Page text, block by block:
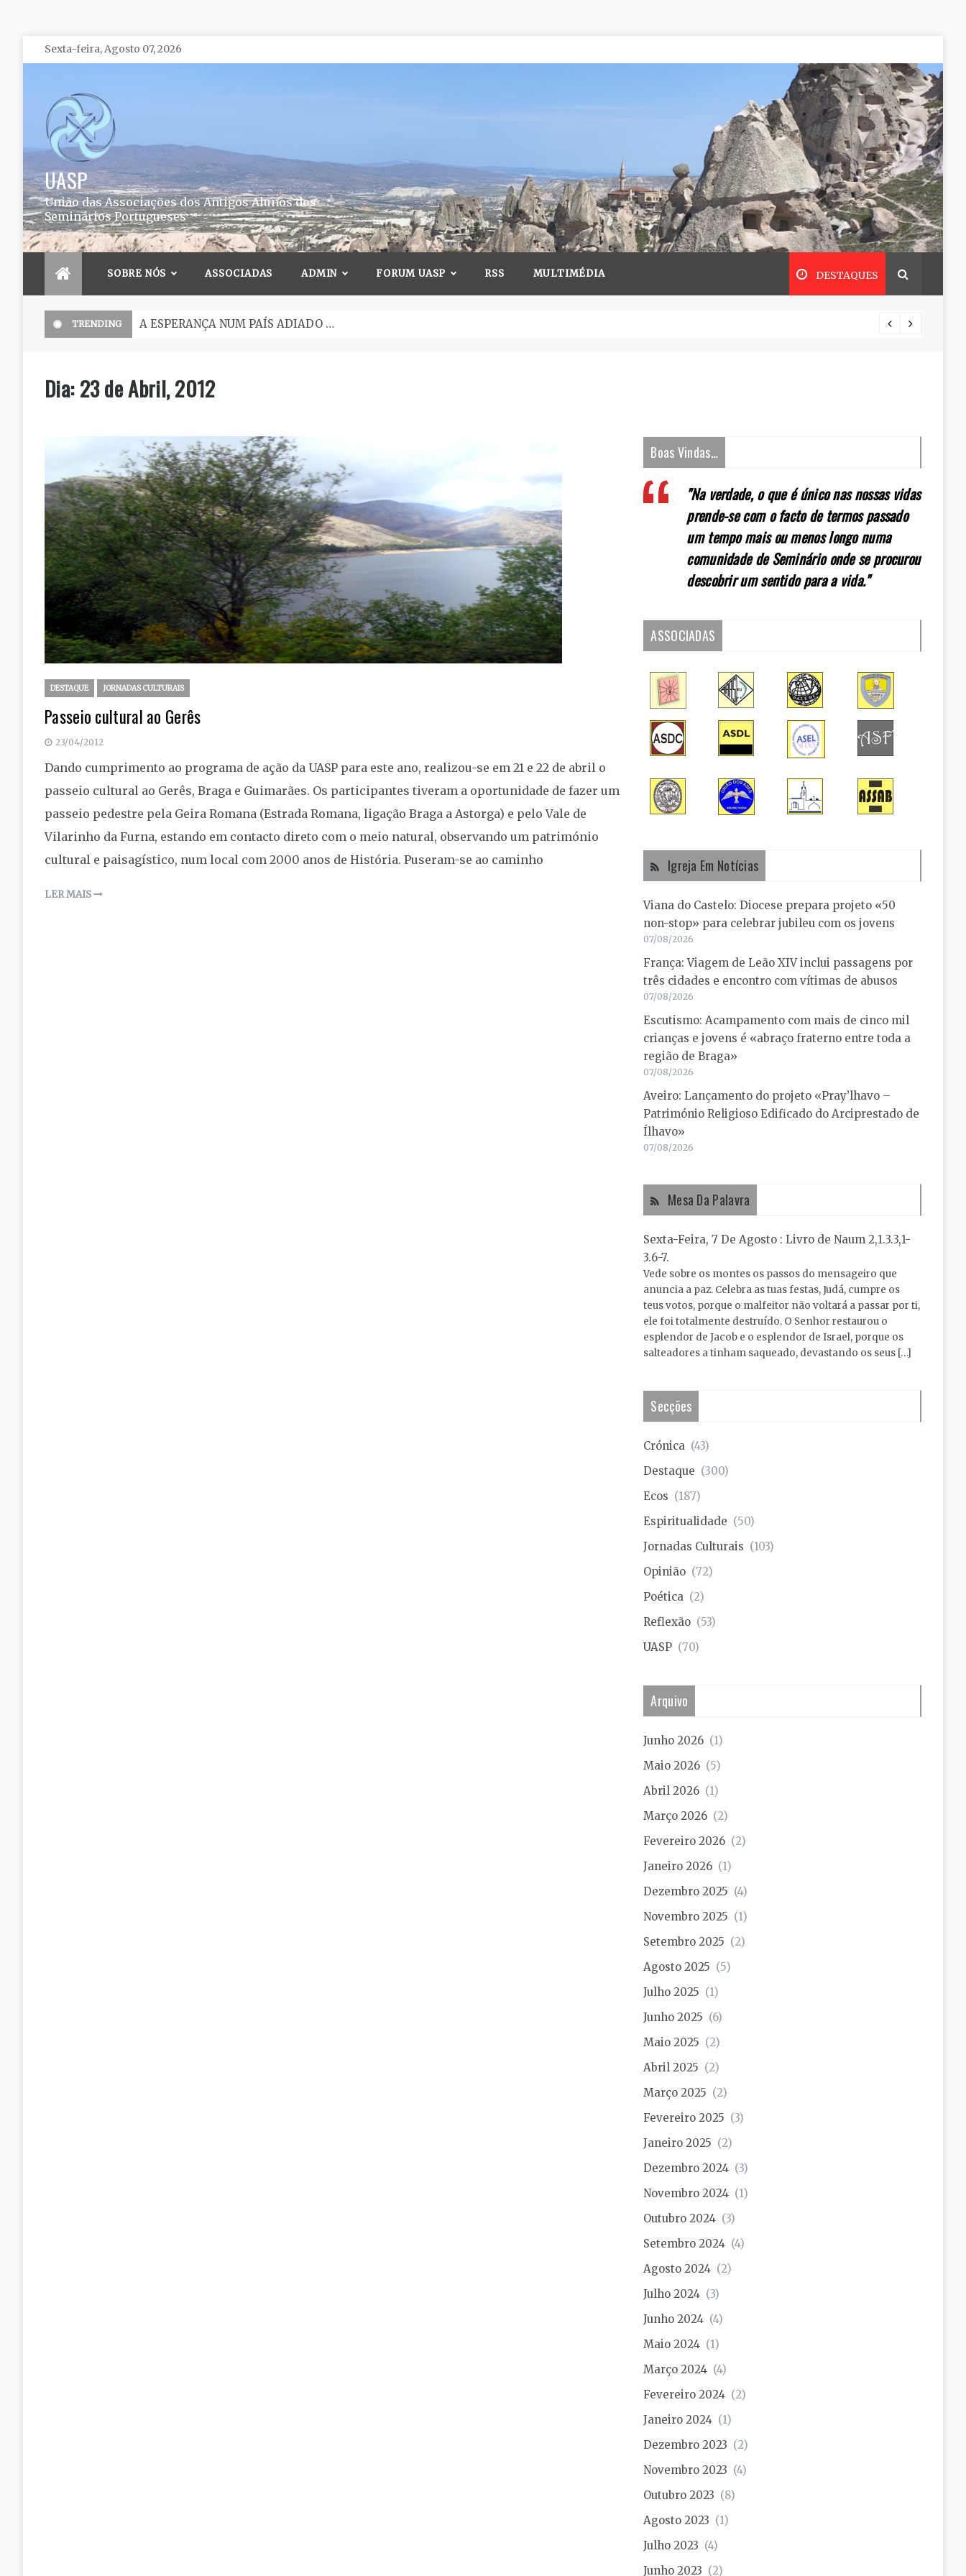
Skip
to
Sexta-feira, Agosto 07, 2026
UASP
União das Associações dos Antigos Alunos dos
Seminários Portugueses
SOBRE NÓS ASSOCIADAS ADMIN FORUM UASP RSS MULTIMÉDIA DESTAQUES
TRENDING O Seminário, uma grande escola de formação.
Dia:23 de Abril, 2012
DESTAQUE JORNADAS CULTURAIS
Passeio cultural ao Gerês
23/04/2012
Dando cumprimento ao programa de ação da UASP para este ano, realizou-se em 21 e 22 de abril o
passeio cultural ao Gerês, Braga e Guimarães. Os participantes tiveram a oportunidade de fazer um
passeio pedestre pela Geira Romana (Estrada Romana, ligação Braga a Astorga) e pelo Vale de
Vilarinho da Furna, estando em contacto direto com o meio natural, observando um património
cultural e paisagístico, num local com 2000 anos de História. Puseram-se ao caminho
LER MAIS
Boas Vindas…
"Na verdade, o que é único nas nossas vidas
prende-se com o facto de termos passado
um tempo mais ou menos longo numa
comunidade de Seminário onde se procurou
descobrir um sentido para a vida."
ASSOCIADAS
Igreja Em Notícias
Viana do Castelo: Diocese prepara projeto «50
non-stop» para celebrar jubileu com os jovens
07/08/2026
França: Viagem de Leão XIV inclui passagens por
três cidades e encontro com vítimas de abusos
07/08/2026
Escutismo: Acampamento com mais de cinco mil
crianças e jovens é «abraço fraterno entre toda a
região de Braga»
07/08/2026
Aveiro: Lançamento do projeto «Pray’lhavo –
Património Religioso Edificado do Arciprestado de
Ílhavo»
07/08/2026
Mesa Da Palavra
Sexta-Feira, 7 De Agosto : Livro de Naum 2,1.3.3,1-
3.6-7.
Vede sobre os montes os passos do mensageiro que
anuncia a paz. Celebra as tuas festas, Judá, cumpre os
teus votos, porque o malfeitor não voltará a passar por ti,
ele foi totalmente destruído. O Senhor restaurou o
esplendor de Jacob e o esplendor de Israel, porque os
salteadores a tinham saqueado, devastando os seus […]
Secções
Crónica (43)
Destaque (300)
Ecos (187)
Espiritualidade (50)
Jornadas Culturais (103)
Opinião (72)
Poética (2)
Reflexão (53)
UASP (70)
Arquivo
Junho 2026 (1)
Maio 2026 (5)
Abril 2026 (1)
Março 2026 (2)
Fevereiro 2026 (2)
Janeiro 2026 (1)
Dezembro 2025 (4)
Novembro 2025 (1)
Setembro 2025 (2)
Agosto 2025 (5)
Julho 2025 (1)
Junho 2025 (6)
Maio 2025 (2)
Abril 2025 (2)
Março 2025 (2)
Fevereiro 2025 (3)
Janeiro 2025 (2)
Dezembro 2024 (3)
Novembro 2024 (1)
Outubro 2024 (3)
Setembro 2024 (4)
Agosto 2024 (2)
Julho 2024 (3)
Junho 2024 (4)
Maio 2024 (1)
Março 2024 (4)
Fevereiro 2024 (2)
Janeiro 2024 (1)
Dezembro 2023 (2)
Novembro 2023 (4)
Outubro 2023 (8)
Agosto 2023 (1)
Julho 2023 (4)
Junho 2023 (2)